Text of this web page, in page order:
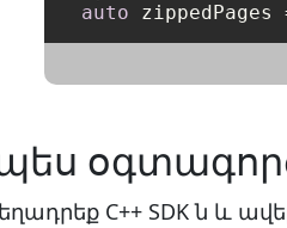
auto zippedPages
C++ SDK ն և